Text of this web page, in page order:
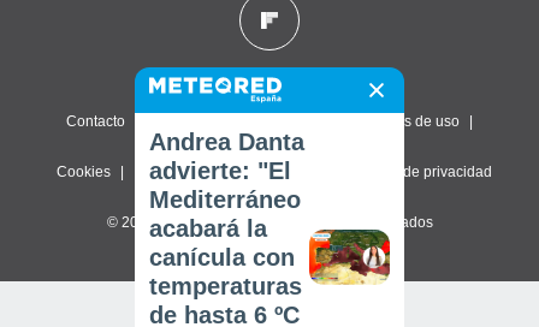
Contacto Términos de uso
Cookies Política de privacidad Configuración de privacidad
© 2026 Meteored. Todos los derechos reservados
Andrea Danta
advierte: "El
Mediterráneo
acabará la
canícula con
temperaturas
de hasta 6 ºC